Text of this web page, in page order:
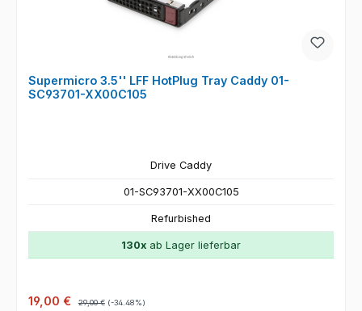
Supermicro 3.5'' LFF HotPlug Tray Caddy 01-
SC93701-XX00C105
Drive Caddy
01-SC93701-XX00C105
Refurbished
130x ab Lager lieferbar
Verkaufspreis:
19,00 € 29,00 € (-34.48%)